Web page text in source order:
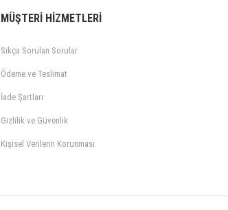
MÜŞTERİ HİZMETLERİ
Sıkça Sorulan Sorular
Ödeme ve Teslimat
İade Şartları
Gizlilik ve Güvenlik
Kişisel Verilerin Korunması